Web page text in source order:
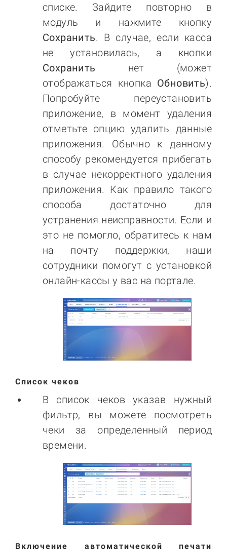
списке. Зайдите повторно в
модуль и нажмите кнопку
Сохранить. В случае, если касса
не установилась, а кнопки
Сохранить нет (может
отображаться кнопка Обновить).
Попробуйте переустановить
приложение, в момент удаления
отметьте опцию удалить данные
приложения. Обычно к данному
способу рекомендуется прибегать
в случае некорректного удаления
приложения. Как правило такого
способа достаточно для
устранения неисправности. Если и
это не помогло, обратитесь к нам
на почту поддержки, наши
сотрудники помогут с установкой
онлайн-кассы у вас на портале.
Список чеков
В список чеков указав нужный
фильтр, вы можете посмотреть
чеки за определенный период
времени.
Включение автоматической печати